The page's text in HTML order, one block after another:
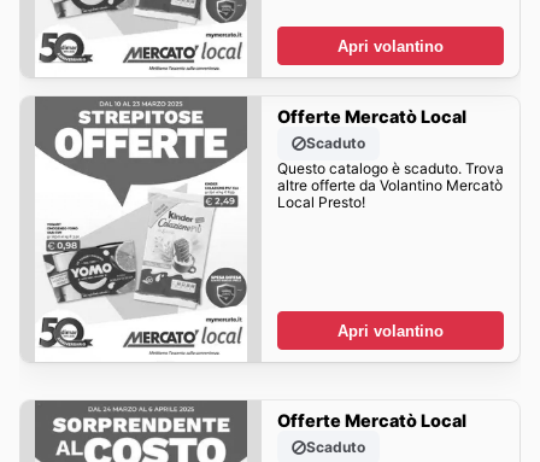
Apri volantino
Offerte Mercatò Local
Scaduto
Questo catalogo è scaduto. Trova
altre offerte da Volantino Mercatò
Local Presto!
Apri volantino
Offerte Mercatò Local
Scaduto